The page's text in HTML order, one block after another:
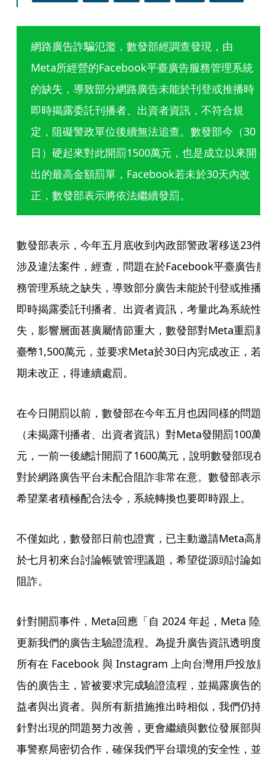
網路廣告詐騙氾濫，數發部經調查發現，由
Meta所經營的Facebook平臺廣告服務管理系統
的缺失，導致部分網路廣告未能於刊登或推播時
即時揭露委託刊播者、出資者資訊，不符合規
定，阻礙警政單位後續無法追查。數發部今（30
日）硬起來對此開罰1500萬元，也是成立以來開
出的最高金額罰單，Facebook若未於30天內改
正，數發部表示將依法繼續發罰。
數發部表示，今年五月底收到內政部警政署移送23件
涉及違法案件，經查，問題在於Facebook平臺廣告
務管理系統之缺失，導致部分廣告未能於刊登或推播
即時揭露委託刊播者、出資者資訊，考量此為系統性
失，影響層面甚廣屬情節重大，數發部對Meta重罰新
臺幣1,500萬元，並要求Meta於30日內完成改正，若
期未改正，得連續處罰。
在今日開罰以前，數發部在今年五月也因同樣的問題
（未揭露刊播者、出資者資訊）對Meta發開罰100萬
元，一前一後總計開罰了1600萬元，說明數發部現在
對於網路廣告平台未配合阻詐非常在意。數發部表示
希望業者積極配合法令，系統轉換也要即時跟上。
不僅如此，數發部日前也證實，已主動邀請Meta高層
於七月初來台討論帳號管理議題，希望從源頭討論如
阻詐。
針對開罰事件，Meta回應「自 2024 年起，Meta 陸
更新我們的廣告主驗證流程。為提升廣告資訊透明度
所有在 Facebook 與 Instagram 上向台灣用戶投放
告的廣告主，皆被要求完成驗證流程，並揭露廣告的
益者與出資者。與所有新措施推出時相似，我們仍持
針對出現的問題努力改善，更會繼續與數位發展部與
事警察局密切合作，確保我們平台環境的安全性，並